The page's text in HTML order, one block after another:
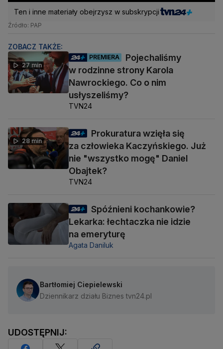
Ten i inne materiały obejrzysz w subskrypcji
Źródło: PAP
ZOBACZ TAKŻE:
27 min
PREMIERA
Pojechaliśmy
w rodzinne strony Karola
Nawrockiego. Co o nim
usłyszeliśmy?
TVN24
28 min
Prokuratura wzięła się
za człowieka Kaczyńskiego. Już
nie "wszystko mogę" Daniel
Obajtek?
TVN24
Spóźnieni kochankowie?
Lekarka: łechtaczka nie idzie
na emeryturę
Agata Daniluk
Bartłomiej Ciepielewski
Dziennikarz działu Biznes tvn24.pl
UDOSTĘPNIJ: